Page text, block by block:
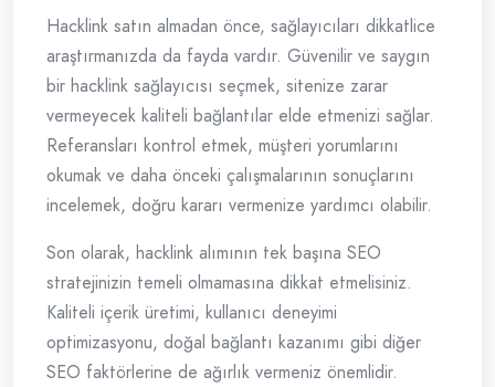
Hacklink satın almadan önce, sağlayıcıları dikkatlice
araştırmanızda da fayda vardır. Güvenilir ve saygın
bir hacklink sağlayıcısı seçmek, sitenize zarar
vermeyecek kaliteli bağlantılar elde etmenizi sağlar.
Referansları kontrol etmek, müşteri yorumlarını
okumak ve daha önceki çalışmalarının sonuçlarını
incelemek, doğru kararı vermenize yardımcı olabilir.
Son olarak, hacklink alımının tek başına SEO
stratejinizin temeli olmamasına dikkat etmelisiniz.
Kaliteli içerik üretimi, kullanıcı deneyimi
optimizasyonu, doğal bağlantı kazanımı gibi diğer
SEO faktörlerine de ağırlık vermeniz önemlidir.